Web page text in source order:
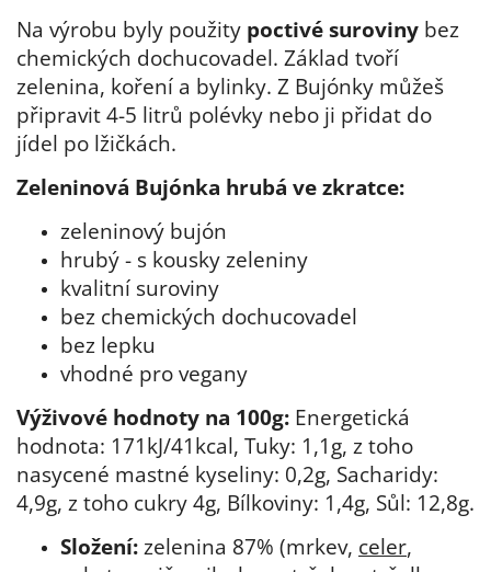
Na výrobu byly použity poctivé suroviny bez
chemických dochucovadel. Základ tvoří
zelenina, koření a bylinky. Z Bujónky můžeš
připravit 4-5 litrů polévky nebo ji přidat do
jídel po lžičkách.
Zeleninová Bujónka hrubá ve zkratce:
zeleninový bujón
hrubý - s kousky zeleniny
kvalitní suroviny
bez chemických dochucovadel
bez lepku
vhodné pro vegany
Výživové hodnoty na 100g: Energetická
hodnota: 171kJ/41kcal, Tuky: 1,1g, z toho
nasycené mastné kyseliny: 0,2g, Sacharidy:
4,9g, z toho cukry 4g, Bílkoviny: 1,4g, Sůl: 12,8g.
Složení: zelenina 87% (mrkev, celer,